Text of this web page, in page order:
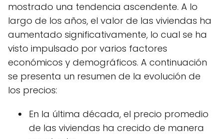
mostrado una tendencia ascendente. A lo
largo de los años, el valor de las viviendas ha
aumentado significativamente, lo cual se ha
visto impulsado por varios factores
económicos y demográficos. A continuación
se presenta un resumen de la evolución de
los precios:
En la última década, el precio promedio
de las viviendas ha crecido de manera